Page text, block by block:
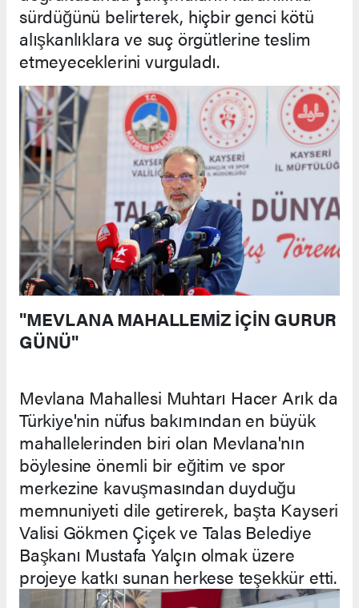
sürdüğünü belirterek, hiçbir genci kötü
alışkanlıklara ve suç örgütlerine teslim
etmeyeceklerini vurguladı.
"MEVLANA MAHALLEMİZ İÇİN GURUR
GÜNÜ"
Mevlana Mahallesi Muhtarı Hacer Arık da
Türkiye'nin nüfus bakımından en büyük
mahallelerinden biri olan Mevlana'nın
böylesine önemli bir eğitim ve spor
merkezine kavuşmasından duyduğu
memnuniyeti dile getirerek, başta Kayseri
Valisi Gökmen Çiçek ve Talas Belediye
Başkanı Mustafa Yalçın olmak üzere
projeye katkı sunan herkese teşekkür etti.